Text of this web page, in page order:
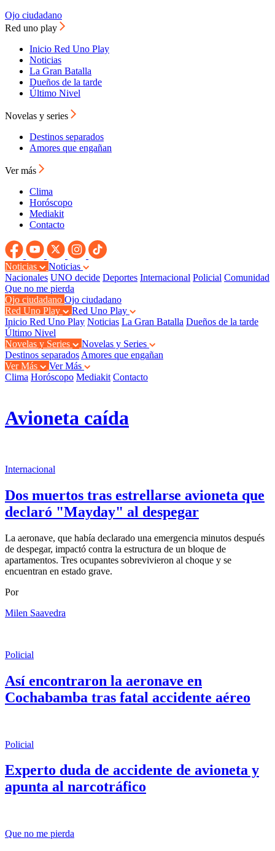
Ojo ciudadano
Red uno play
Inicio Red Uno Play
Noticias
La Gran Batalla
Dueños de la tarde
Último Nivel
Novelas y series
Destinos separados
Amores que engañan
Ver más
Clima
Horóscopo
Mediakit
Contacto
Noticias
Noticias
Nacionales UNO decide Deportes Internacional Policial Comunidad
Que no me pierda
Ojo ciudadano Ojo ciudadano
Red Uno Play
Red Uno Play
Inicio Red Uno Play Noticias La Gran Batalla Dueños de la tarde
Último Nivel
Novelas y Series
Novelas y Series
Destinos separados Amores que engañan
Ver Más
Ver Más
Clima Horóscopo Mediakit Contacto
Avioneta caída
Internacional
Dos muertos tras estrellarse avioneta que
declaró "Mayday" al despegar
La aeronave, que había declarado una emergencia minutos después
de despegar, impactó contra la estructura de un bloque de
apartamentos. Tres ocupantes sobrevivieron al choque y se
encuentran en estado grave.
Por
Milen Saavedra
Policial
Así encontraron la aeronave en
Cochabamba tras fatal accidente aéreo
Policial
Experto duda de accidente de avioneta y
apunta al narcotráfico
Que no me pierda